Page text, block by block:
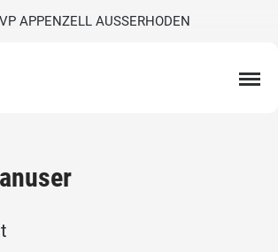
APPENZELL AUSSERHODEN